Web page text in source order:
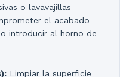
o lavavajillas
el acabado
introducir al horno de
Limpiar la superficie